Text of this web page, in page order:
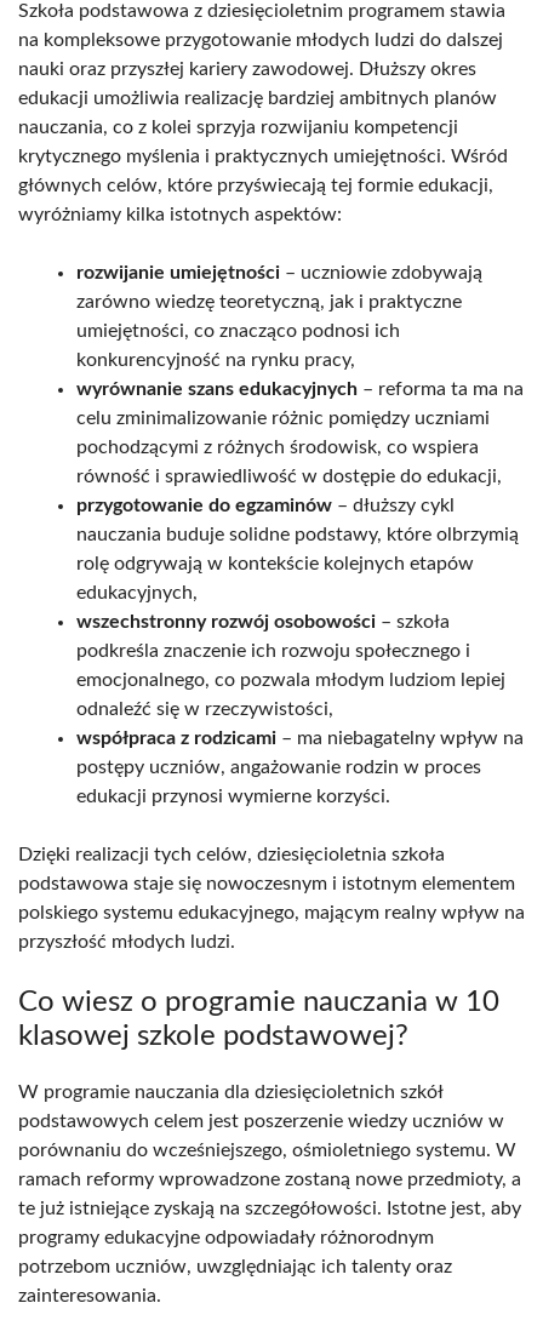
Szkoła podstawowa z dziesięcioletnim programem stawia
na kompleksowe przygotowanie młodych ludzi do dalszej
nauki oraz przyszłej kariery zawodowej. Dłuższy okres
edukacji umożliwia realizację bardziej ambitnych planów
nauczania, co z kolei sprzyja rozwijaniu kompetencji
krytycznego myślenia i praktycznych umiejętności. Wśród
głównych celów, które przyświecają tej formie edukacji,
wyróżniamy kilka istotnych aspektów:
rozwijanie umiejętności – uczniowie zdobywają
zarówno wiedzę teoretyczną, jak i praktyczne
umiejętności, co znacząco podnosi ich
konkurencyjność na rynku pracy,
wyrównanie szans edukacyjnych – reforma ta ma na
celu zminimalizowanie różnic pomiędzy uczniami
pochodzącymi z różnych środowisk, co wspiera
równość i sprawiedliwość w dostępie do edukacji,
przygotowanie do egzaminów – dłuższy cykl
nauczania buduje solidne podstawy, które olbrzymią
rolę odgrywają w kontekście kolejnych etapów
edukacyjnych,
wszechstronny rozwój osobowości – szkoła
podkreśla znaczenie ich rozwoju społecznego i
emocjonalnego, co pozwala młodym ludziom lepiej
odnaleźć się w rzeczywistości,
współpraca z rodzicami – ma niebagatelny wpływ na
postępy uczniów, angażowanie rodzin w proces
edukacji przynosi wymierne korzyści.
Dzięki realizacji tych celów, dziesięcioletnia szkoła
podstawowa staje się nowoczesnym i istotnym elementem
polskiego systemu edukacyjnego, mającym realny wpływ na
przyszłość młodych ludzi.
Co wiesz o programie nauczania w 10
klasowej szkole podstawowej?
W programie nauczania dla dziesięcioletnich szkół
podstawowych celem jest poszerzenie wiedzy uczniów w
porównaniu do wcześniejszego, ośmioletniego systemu. W
ramach reformy wprowadzone zostaną nowe przedmioty, a
te już istniejące zyskają na szczegółowości. Istotne jest, aby
programy edukacyjne odpowiadały różnorodnym
potrzebom uczniów, uwzględniając ich talenty oraz
zainteresowania.